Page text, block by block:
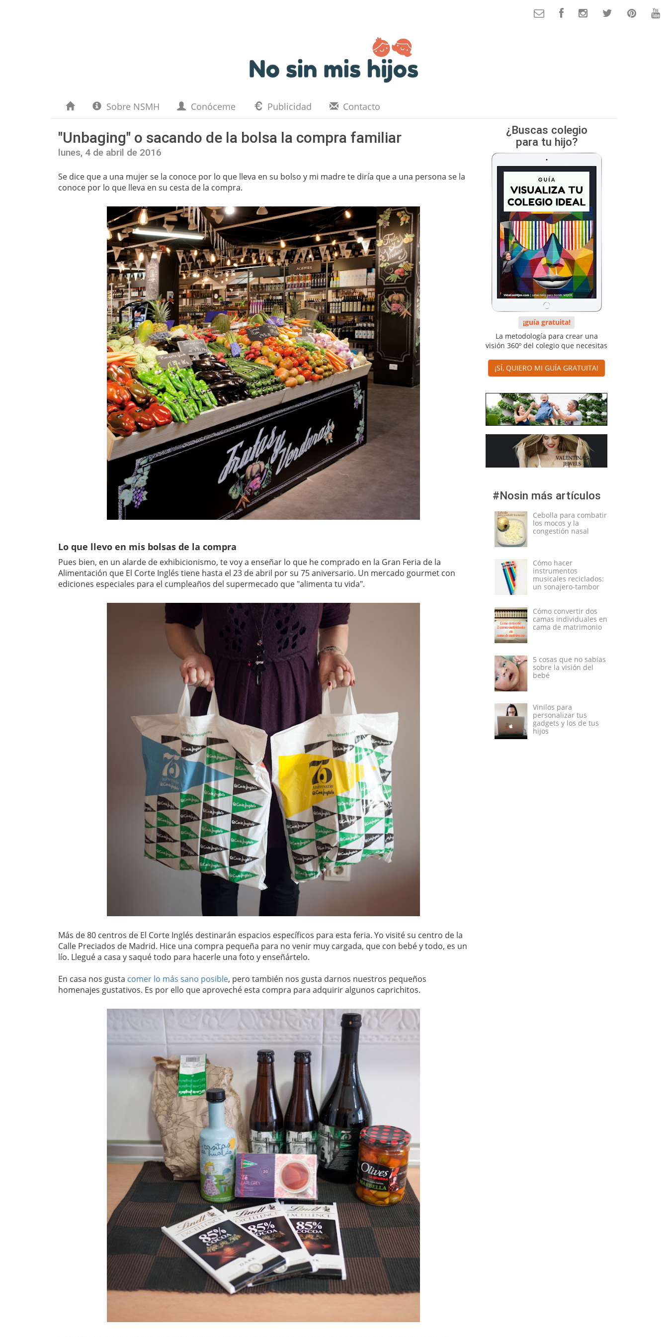
Sobre NSMH Conóceme Publicidad Contacto
"Unbaging" o sacando de la bolsa la compra familiar
lunes, 4 de abril de 2016
Se dice que a una mujer se la conoce por lo que lleva en su bolso y mi madre te diría que a una persona se la
conoce por lo que lleva en su cesta de la compra.
Lo que llevo en mis bolsas de la compra
Pues bien, en un alarde de exhibicionismo, te voy a enseñar lo que he comprado en la Gran Feria de la
Alimentación que El Corte Inglés tiene hasta el 23 de abril por su 75 aniversario. Un mercado gourmet con
ediciones especiales para el cumpleaños del supermecado que "alimenta tu vida".
Más de 80 centros de El Corte Inglés destinarán espacios específicos para esta feria. Yo visité su centro de la
Calle Preciados de Madrid. Hice una compra pequeña para no venir muy cargada, que con bebé y todo, es un
lío. Llegué a casa y saqué todo para hacerle una foto y enseñártelo.
En casa nos gusta comer lo más sano posible, pero también nos gusta darnos nuestros pequeños
homenajes gustativos. Es por ello que aproveché esta compra para adquirir algunos caprichitos.
¿Buscas colegio
para tu hijo?
¡guía gratuita!
La metodología para crear una
visión 360º del colegio que necesitas
¡SÍ, QUIERO MI GUÍA GRATUITA!
#Nosin más artículos
Cebolla para combatir
los mocos y la
congestión nasal
Cómo hacer
instrumentos
musicales reciclados:
un sonajero-tambor
Cómo convertir dos
camas individuales en
cama de matrimonio
5 cosas que no sabías
sobre la visión del
bebé
Vinilos para
personalizar tus
gadgets y los de tus
hijos